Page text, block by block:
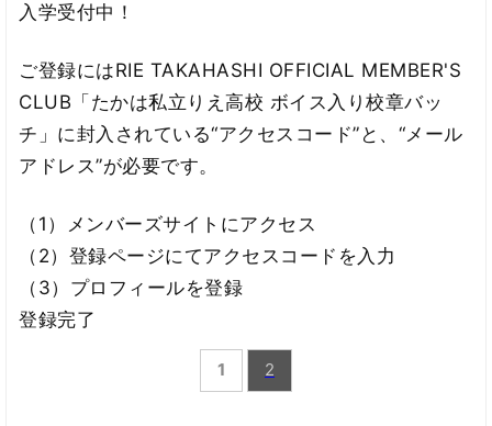
入学受付中！
ご登録にはRIE TAKAHASHI OFFICIAL MEMBER'S
CLUB「たかは私立りえ高校 ボイス入り校章バッ
チ」に封入されている“アクセスコード”と、“メール
アドレス”が必要です。
（1）メンバーズサイトにアクセス
（2）登録ページにてアクセスコードを入力
（3）プロフィールを登録
登録完了
1 2